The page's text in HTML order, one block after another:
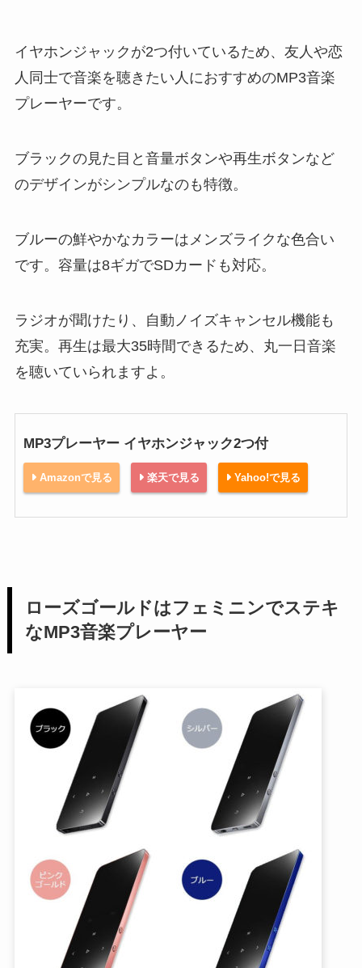
イヤホンジャックが2つ付いているため、友人や恋
人同士で音楽を聴きたい人におすすめのMP3音楽
プレーヤーです。
ブラックの見た目と音量ボタンや再生ボタンなど
のデザインがシンプルなのも特徴。
ブルーの鮮やかなカラーはメンズライクな色合い
です。容量は8ギガでSDカードも対応。
ラジオが聞けたり、自動ノイズキャンセル機能も
充実。再生は最大35時間できるため、丸一日音楽
を聴いていられますよ。
MP3プレーヤー イヤホンジャック2つ付
Amazonで見る 楽天で見る Yahoo!で見る
ローズゴールドはフェミニンでステキ
なMP3音楽プレーヤー